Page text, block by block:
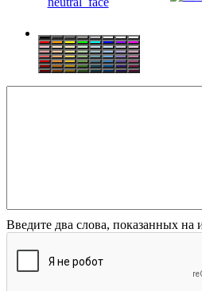
Введите два слова, показанных на